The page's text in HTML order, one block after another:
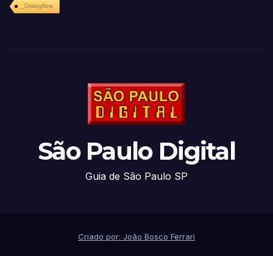
_Dialogflow
São Paulo Digital
Guia de São Paulo SP
Criado por: João Bosco Ferrari